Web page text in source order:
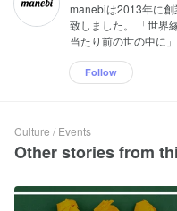
manebiは2013年に創
致しました。 「世界
当たり前の世の中に
Follow
Culture / Events
Other stories from